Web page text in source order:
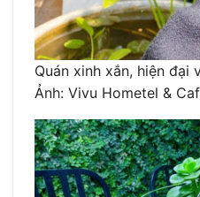
Quán xinh xắn, hiện đại
Ảnh: Vivu Hometel &